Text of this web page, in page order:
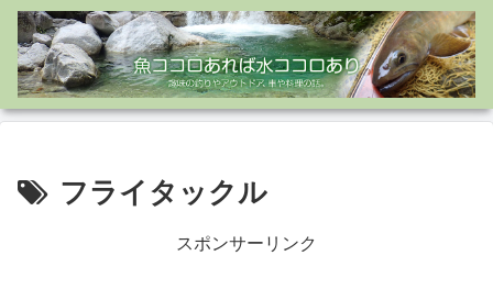
フライタックル
スポンサーリンク